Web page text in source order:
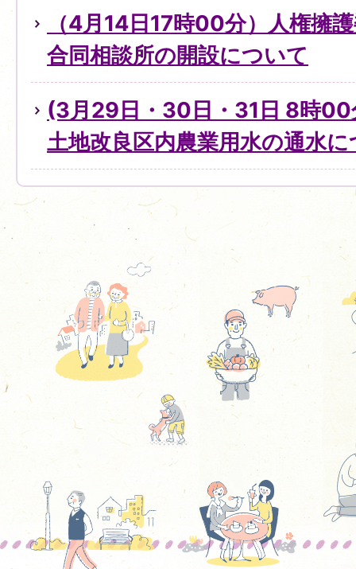
（4月14日17時00分）人権擁
合同相談所の開設について
(3月29日・30日・31日 8時
土地改良区内農業用水の通水